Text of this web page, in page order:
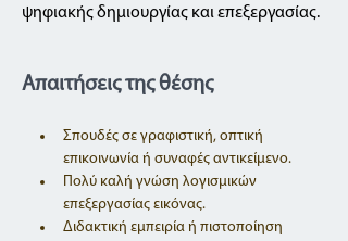
ψηφιακής δημιουργίας και επεξεργασίας.
Απαιτήσεις της θέσης
Σπουδές σε γραφιστική, οπτική
επικοινωνία ή συναφές αντικείμενο.
Πολύ καλή γνώση λογισμικών
επεξεργασίας εικόνας.
Διδακτική εμπειρία ή πιστοποίηση